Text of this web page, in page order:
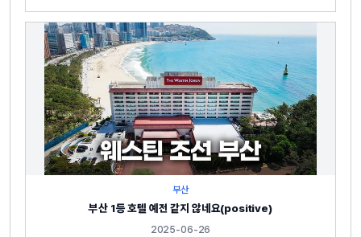
부산
부산 1등 호텔 예전 같지 않네요(positive)
2025-06-26